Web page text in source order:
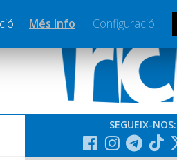
SEGUEIX-NOS:
Més Info Configuració